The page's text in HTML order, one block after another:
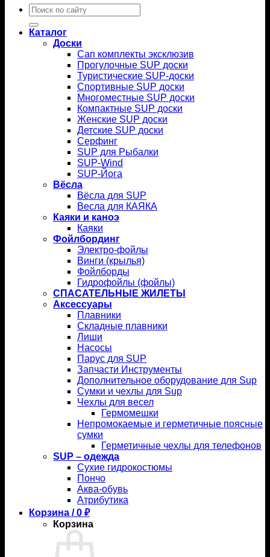
Искать:
Каталог
Доски
Сап комплекты эксклюзив
Прогулочные SUP доски
Туристические SUP-доски
Спортивные SUP доски
Многоместные SUP доски
Компактные SUP доски
Женские SUP доски
Детские SUP доски
Серфинг
SUP для Рыбалки
SUP-Wind
SUP-Йога
Вёсла
Вёсла для SUP
Весла для КАЯКА
Каяки и каноэ
Каяки
Фойлбординг
Электро-фойлы
Винги (крылья)
Фойлборды
Гидрофойлы (фойлы)
СПАСАТЕЛЬНЫЕ ЖИЛЕТЫ
Аксессуары
Плавники
Складные плавники
Лиши
Насосы
Парус для SUP
Запчасти Инструменты
Дополнительное оборудование для Sup
Сумки и чехлы для Sup
Чехлы для весел
Гермомешки
Непромокаемые и герметичные поясные
сумки
Герметичные чехлы для телефонов
SUP – одежда
Сухие гидрокостюмы
Пончо
Аква-обувь
Атрибутика
Корзина /0 ₽
Корзина